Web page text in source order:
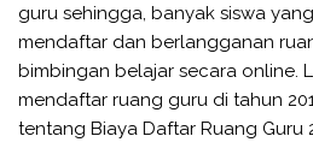
guru sehingga, banyak siswa
mendaftar dan berlangganan
bimbingan belajar secara online.
mendaftar ruang guru di tahun
tentang Biaya Daftar Ruang Guru